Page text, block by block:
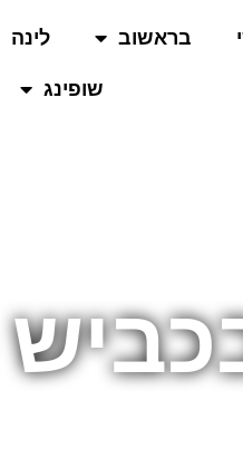
בראשוב לינה
שופינג